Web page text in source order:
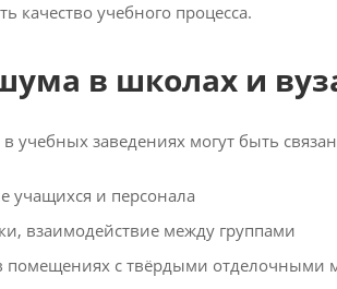
качество учебного процесса.
в школах и
учебных заведениях могут быть
учащихся и персонала
взаимодействие между группами
помещениях с твёрдыми отделочными